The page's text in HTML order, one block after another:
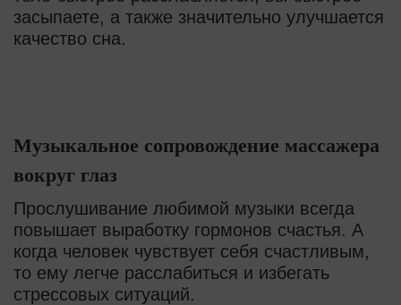
засыпаете, а также значительно улучшается
качество сна.
Музыкальное сопровождение массажера
вокруг глаз
Прослушивание любимой музыки всегда
повышает выработку гормонов счастья. А
когда человек чувствует себя счастливым,
то ему легче расслабиться и избегать
стрессовых ситуаций.